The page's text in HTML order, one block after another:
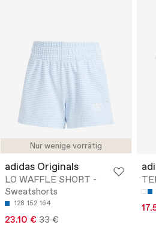
Nur wenige vorrätig
adidas Originals
LO WAFFLE SHORT -
Sweatshorts
128 152 164
23.10 € 33 €